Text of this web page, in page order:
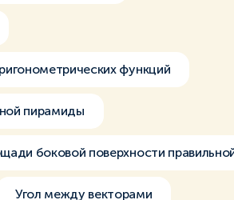
функций
пирамиды
боковой поверхности
Угол между векторами